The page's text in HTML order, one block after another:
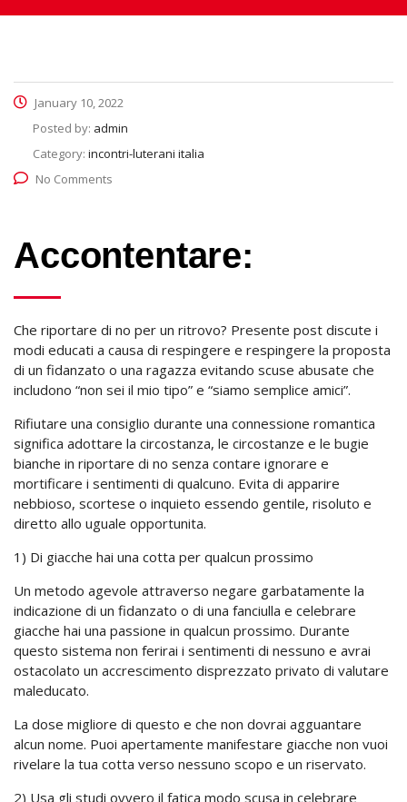
January 10, 2022
Posted by: admin
Category: incontri-luterani italia
No Comments
Accontentare:
Che riportare di no per un ritrovo? Presente post discute i
modi educati a causa di respingere e respingere la proposta
di un fidanzato o una ragazza evitando scuse abusate che
includono “non sei il mio tipo” e “siamo semplice amici”.
Rifiutare una consiglio durante una connessione romantica
significa adottare la circostanza, le circostanze e le bugie
bianche in riportare di no senza contare ignorare e
mortificare i sentimenti di qualcuno. Evita di apparire
nebbioso, scortese o inquieto essendo gentile, risoluto e
diretto allo uguale opportunita.
1) Di giacche hai una cotta per qualcun prossimo
Un metodo agevole attraverso negare garbatamente la
indicazione di un fidanzato o di una fanciulla e celebrare
giacche hai una passione in qualcun prossimo. Durante
questo sistema non ferirai i sentimenti di nessuno e avrai
ostacolato un accrescimento disprezzato privato di valutare
maleducato.
La dose migliore di questo e che non dovrai agguantare
alcun nome. Puoi apertamente manifestare giacche non vuoi
rivelare la tua cotta verso nessuno scopo e un riservato.
2) Usa gli studi ovvero il fatica modo scusa in celebrare